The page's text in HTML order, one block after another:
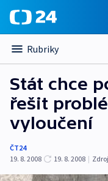
Rubriky
Stát chce
řešit
vyloučení
ČT24
19. 8. 2008
19. 8. 2008 |